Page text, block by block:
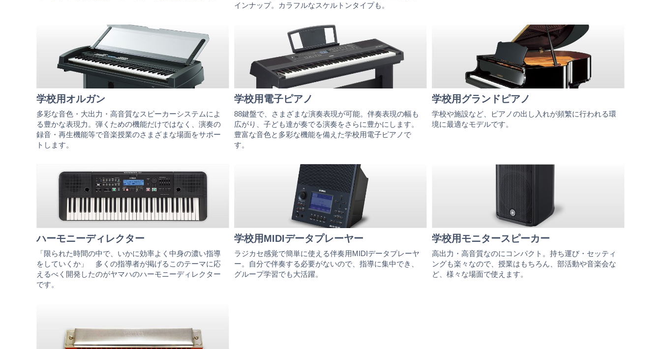
インナップ。カラフルなスケルトンタイプも。
学校用オルガン
多彩な音色・大出力・高音質なスピーカーシステムによ
る豊かな表現力。弾くための機能だけではなく、演奏の
録音・再生機能等で音楽授業のさまざまな場面をサポー
トします。
学校用電子ピアノ
88鍵盤で、さまざまな演奏表現が可能。伴奏表現の幅も
広がり、子ども達が奏でる演奏をさらに豊かにします。
豊富な音色と多彩な機能を備えた学校用電子ピアノで
す。
学校用グランドピアノ
学校や施設など、ピアノの出し入れが頻繁に行われる環
境に最適なモデルです。
ハーモニーディレクター
「限られた時間の中で、いかに効率よく中身の濃い指導
をしていくか」 多くの指導者が掲げるこのテーマに応
えるべく開発したのがヤマハのハーモニーディレクター
です。
学校用MIDIデータプレーヤー
ラジカセ感覚で簡単に使える伴奏用MIDIデータプレーヤ
ー。自分で伴奏する必要がないので、指導に集中でき、
グループ学習でも大活躍。
学校用モニタースピーカー
高出力・高音質なのにコンパクト。持ち運び・セッティ
ングも楽々なので、授業はもちろん、部活動や音楽会な
ど、様々な場面で使えます。